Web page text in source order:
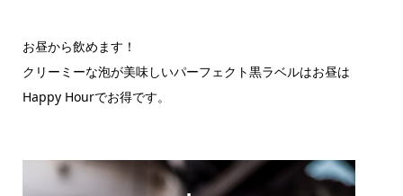
お昼から飲めます！
クリーミーな泡が美味しいパーフェクト黒ラベルはお昼は
Happy Hourでお得です。